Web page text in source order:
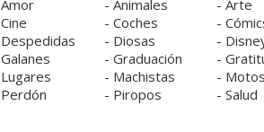
Amor - Animales - Arte
Cine - Coches -
Despedidas - Diosas -
Galanes - Graduación -
Lugares - Machistas -
Perdón - Piropos - Salud